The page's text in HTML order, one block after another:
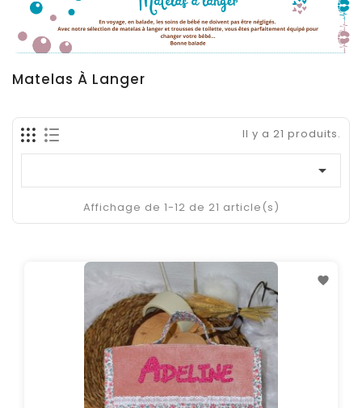
Matelas À Langer
Il y a 21 produits.

Affichage de 1-12 de 21 article(s)